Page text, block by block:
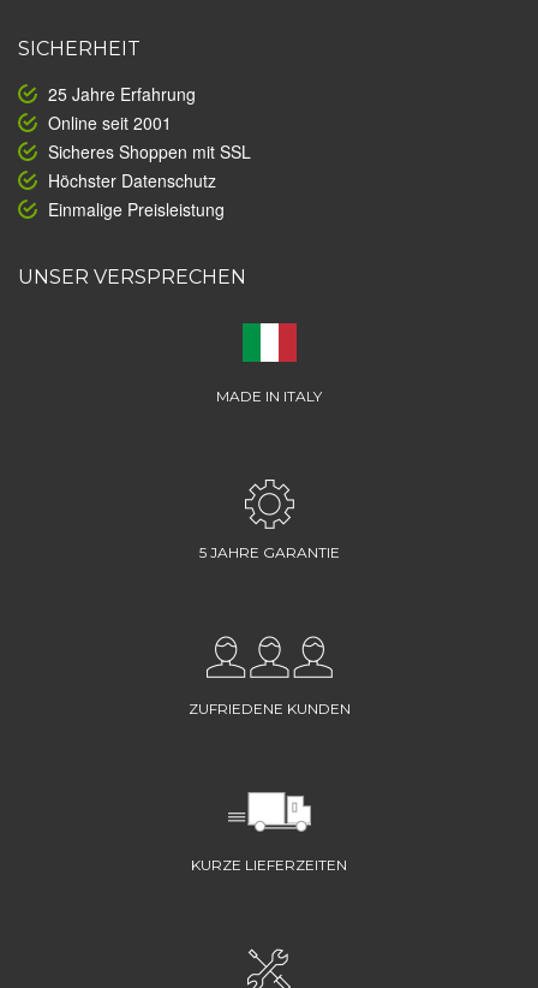
SICHERHEIT
25 Jahre Erfahrung
Online seit 2001
Sicheres Shoppen mit SSL
Höchster Datenschutz
Einmalige Preisleistung
UNSER VERSPRECHEN
MADE IN ITALY
5 JAHRE GARANTIE
ZUFRIEDENE KUNDEN
KURZE LIEFERZEITEN